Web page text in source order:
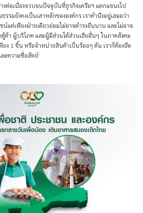
ต่อเนื่องจวบจนปัจจุบันที่ธุรกิจเครือฯ แตกแขนงไป
รมยังคงเป็นเสาหลักขององค์กร เราคำนึงอยู่เสมอว่า
น์แต่เพียงฝ่ายเดียวย่อมไม่อาจดำรงยืนนาน และไม่อาจ
คู้ค้า ผู้บริโภค และผู้มีส่วนได้ส่วนเสียอื่นๆ ในภาคสังคม
ง 1 ชิ้น หรือจำหน่ายสินค้าเป็นร้อยๆ ตัน เราก็ต้องยึด
ะความซื่อสัตย์’